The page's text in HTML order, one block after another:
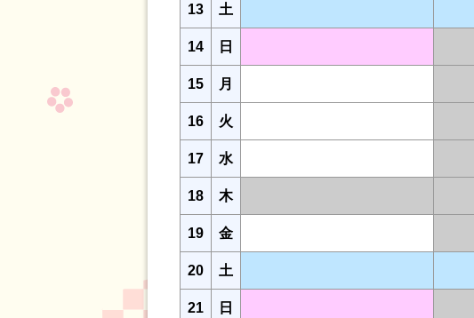
13 土
14 日
15 月
16 火
17 水
18 木
19 金
20 土
21 日